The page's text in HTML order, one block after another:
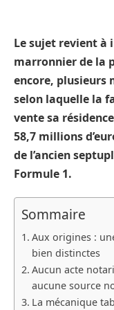
Le sujet revient à
marronnier de la
encore, plusieurs
selon laquelle la
vente sa
58,7 millions
de l’ancien
Formule 1.
Sommaire
Aux origines :
bien distinctes
Aucun acte
aucune source
La mécanique